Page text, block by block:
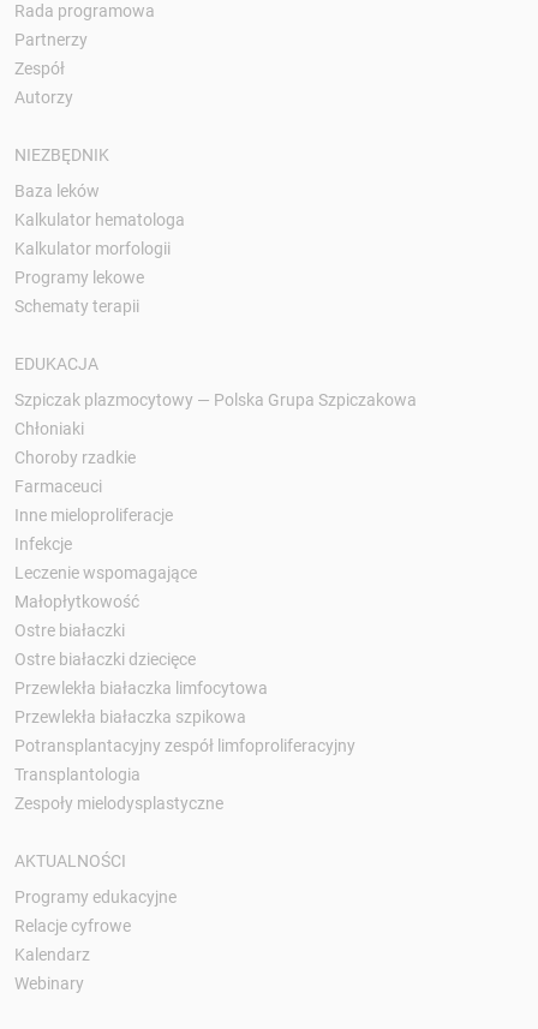
Rada programowa
Partnerzy
Zespół
Autorzy
NIEZBĘDNIK
Baza leków
Kalkulator hematologa
Kalkulator morfologii
Programy lekowe
Schematy terapii
EDUKACJA
Szpiczak plazmocytowy — Polska Grupa Szpiczakowa
Chłoniaki
Choroby rzadkie
Farmaceuci
Inne mieloproliferacje
Infekcje
Leczenie wspomagające
Małopłytkowość
Ostre białaczki
Ostre białaczki dziecięce
Przewlekła białaczka limfocytowa
Przewlekła białaczka szpikowa
Potransplantacyjny zespół limfoproliferacyjny
Transplantologia
Zespoły mielodysplastyczne
AKTUALNOŚCI
Programy edukacyjne
Relacje cyfrowe
Kalendarz
Webinary